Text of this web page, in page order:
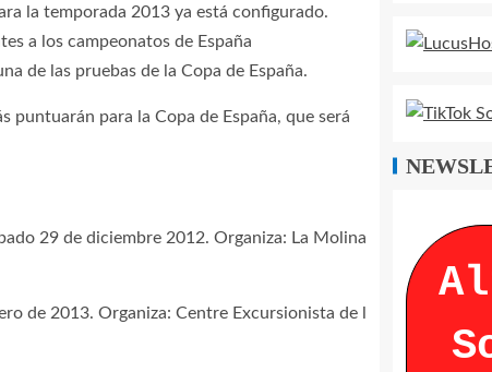
la temporada 2013 ya está configurado.
a los campeonatos de España
de las pruebas de la Copa de España.
puntuarán para la Copa de España, que será
29 de diciembre 2012. Organiza: La Molina
de 2013. Organiza: Centre Excursionista de l